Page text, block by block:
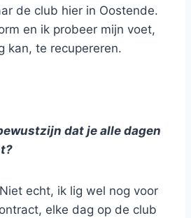
de club hier in Oostende.
en ik probeer mijn voet,
kan, te recupereren.
dat je alle dagen
echt, ik lig wel nog voor
elke dag op de club